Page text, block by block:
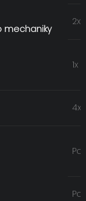
mechaniky
2x
1x
4x